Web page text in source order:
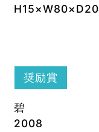
H15×W80×D20
奨励賞
碧
2008